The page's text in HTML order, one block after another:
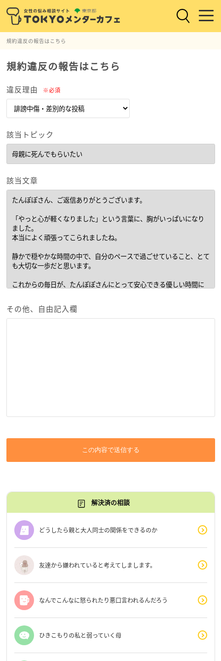
規約違反の報告はこちら
規約違反の報告はこちら
違反理由 ※必須
該当トピック
該当文章
その他、自由記入欄
この内容で送信する
解決済の相談
どうしたら親と大人同士の関係をできるのか
友達から嫌われていると考えてしまします。
なんでこんなに怒られたり悪口言われるんだろう
ひきこもりの私と弱っていく母